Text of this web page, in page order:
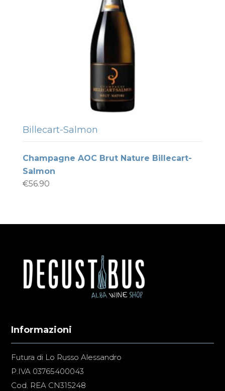
Billecart-Salmon
Champagne AOC Brut Nature Billecart-
Salmon
€56.90
Informazioni
Futura di Lo Russo Alessandro
P.IVA 03765400043
Cod. REA CN315248